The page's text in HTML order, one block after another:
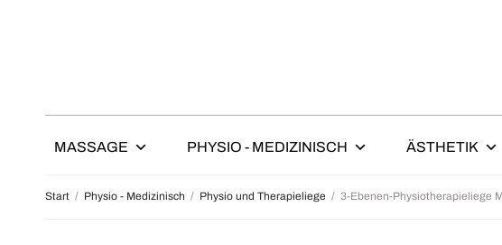
MASSAGE PHYSIO - MEDIZINISCH ÄSTHETIK
Start / Physio - Medizinisch / Physio und Therapieliege / 3-Ebenen-Physiotherapieliege